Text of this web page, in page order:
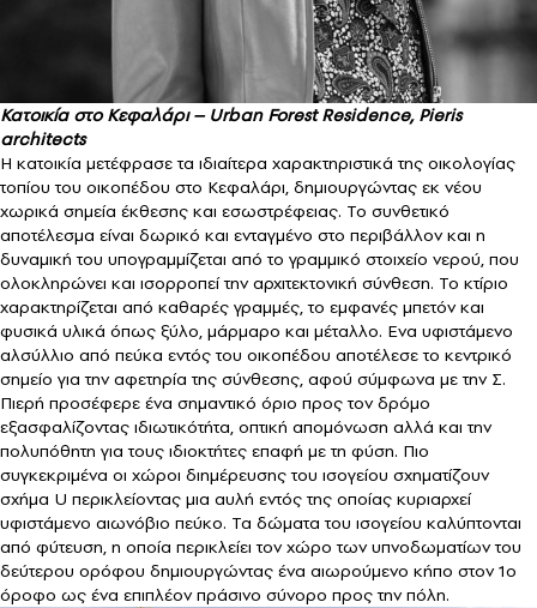
Κατοικία στο Κεφαλάρι – Urban Forest Residence, Pieris
architects
Η κατοικία μετέφρασε τα ιδιαίτερα χαρακτηριστικά της οικολογίας
τοπίου του οικοπέδου στο Κεφαλάρι, δημιουργώντας εκ νέου
χωρικά σημεία έκθεσης και εσωστρέφειας. Το συνθετικό
αποτέλεσμα είναι δωρικό και ενταγμένο στο περιβάλλον και η
δυναμική του υπογραμμίζεται από το γραμμικό στοιχείο νερού, που
ολοκληρώνει και ισορροπεί την αρχιτεκτονική σύνθεση. Το κτίριο
χαρακτηρίζεται από καθαρές γραμμές, το εμφανές μπετόν και
φυσικά υλικά όπως ξύλο, μάρμαρο και μέταλλο. Ενα υφιστάμενο
αλσύλλιο από πεύκα εντός του οικοπέδου αποτέλεσε το κεντρικό
σημείο για την αφετηρία της σύνθεσης, αφού σύμφωνα με την Σ.
Πιερή προσέφερε ένα σημαντικό όριο προς τον δρόμο
εξασφαλίζοντας ιδιωτικότήτα, οπτική απομόνωση αλλά και την
πολυπόθητη για τους ιδιοκτήτες επαφή με τη φύση. Πιο
συγκεκριμένα οι χώροι διημέρευσης του ισογείου σχηματίζουν
σχήμα U περικλείοντας μια αυλή εντός της οποίας κυριαρχεί
υφιστάμενο αιωνόβιο πεύκο. Τα δώματα του ισογείου καλύπτονται
από φύτευση, η οποία περικλείει τον χώρο των υπνοδωματίων του
δεύτερου ορόφου δημιουργώντας ένα αιωρούμενο κήπο στον 1ο
όροφο ως ένα επιπλέον πράσινο σύνορο προς την πόλη.